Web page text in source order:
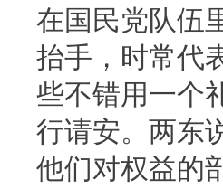
在国民党队伍
抬手，时常代
些不错用一个
行请安。两东
他们对权益的